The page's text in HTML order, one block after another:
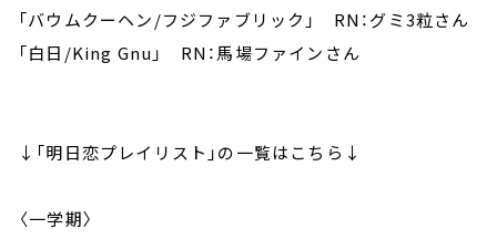
「バウムクーヘン/フジファブリック」 RN：グミ3粒さん
「白日/King Gnu」 RN：馬場ファインさん
↓「明日恋プレイリスト」の一覧はこちら↓
〈一学期〉